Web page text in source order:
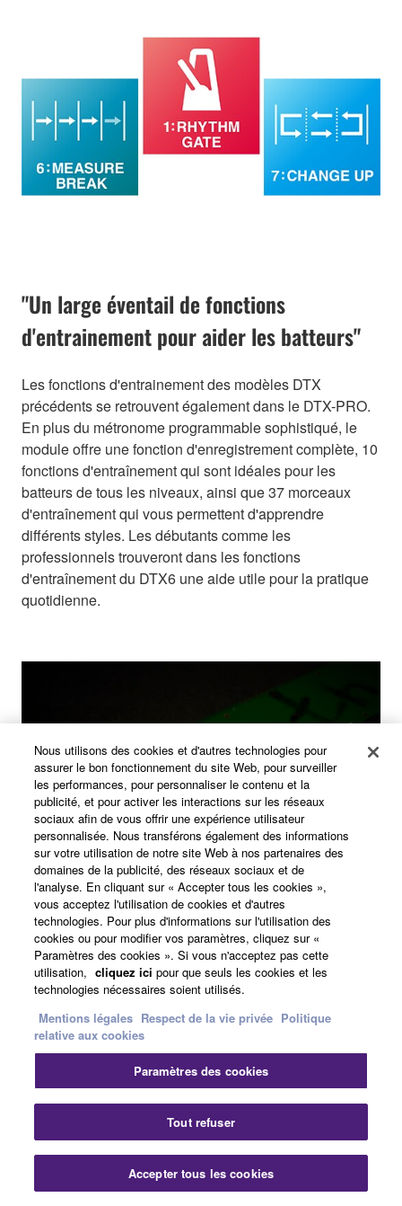
"Un large éventail de fonctions
d'entrainement pour aider les batteurs"
Les fonctions d'entrainement des modèles DTX
précédents se retrouvent également dans le DTX-PRO.
En plus du métronome programmable sophistiqué, le
module offre une fonction d'enregistrement complète, 10
fonctions d'entraînement qui sont idéales pour les
batteurs de tous les niveaux, ainsi que 37 morceaux
d'entraînement qui vous permettent d'apprendre
différents styles. Les débutants comme les
professionnels trouveront dans les fonctions
d'entraînement du DTX6 une aide utile pour la pratique
quotidienne.
"Amplificateur de casque de qualité
professionnelle"
Yamaha a réalisé qu'il est incroyablement important que
pourquoi le module DTX-PRO est équipé d'un
amplificateur de casque de haute précision, à faible
distorsion, à faible bruit et de grande puissance. Ce
circuit délivre un son haute-fidélité directement au
Nous utilisons des cookies et d'autres technologies pour
assurer le bon fonctionnement du site Web, pour surveiller
les performances, pour personnaliser le contenu et la
publicité, et pour activer les interactions sur les réseaux
sociaux afin de vous offrir une expérience utilisateur
personnalisée. Nous transférons également des informations
sur votre utilisation de notre site Web à nos partenaires des
domaines de la publicité, des réseaux sociaux et de
l'analyse. En cliquant sur « Accepter tous les cookies »,
vous acceptez l'utilisation de cookies et d'autres
technologies. Pour plus d'informations sur l'utilisation des
cookies ou pour modifier vos paramètres, cliquez sur «
Paramètres des cookies ». Si vous n'acceptez pas cette
utilisation, cliquez ici pour que seuls les cookies et les
technologies nécessaires soient utilisés.
Mentions légales Respect de la vie privée Politique
relative aux cookies
Paramètres des cookies
Tout refuser
Accepter tous les cookies